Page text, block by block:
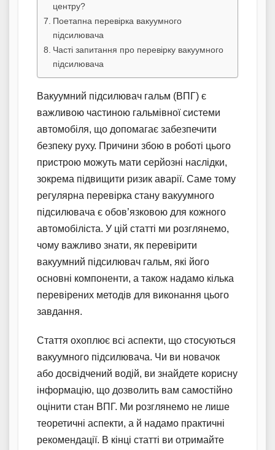
центру?
Поетапна перевірка вакуумного
підсилювача
Часті запитання про перевірку вакуумного
підсилювача
Вакуумний підсилювач гальм (ВПГ) є
важливою частиною гальмівної системи
автомобіля, що допомагає забезпечити
безпеку руху. Причини збою в роботі цього
пристрою можуть мати серйозні наслідки,
зокрема підвищити ризик аварії. Саме тому
регулярна перевірка стану вакуумного
підсилювача є обов’язковою для кожного
автомобіліста. У цій статті ми розглянемо,
чому важливо знати, як перевірити
вакуумний підсилювач гальм, які його
основні компоненти, а також надамо кілька
перевірених методів для виконання цього
завдання.
Стаття охоплює всі аспекти, що стосуються
вакуумного підсилювача. Чи ви новачок
або досвідчений водій, ви знайдете корисну
інформацію, що дозволить вам самостійно
оцінити стан ВПГ. Ми розглянемо не лише
теоретичні аспекти, а й надамо практичні
рекомендації. В кінці статті ви отримайте